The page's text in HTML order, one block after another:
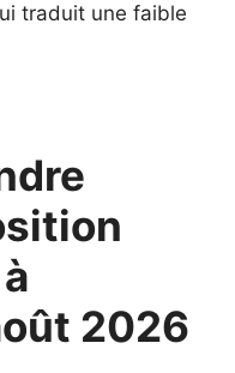
traduit une faible
2026